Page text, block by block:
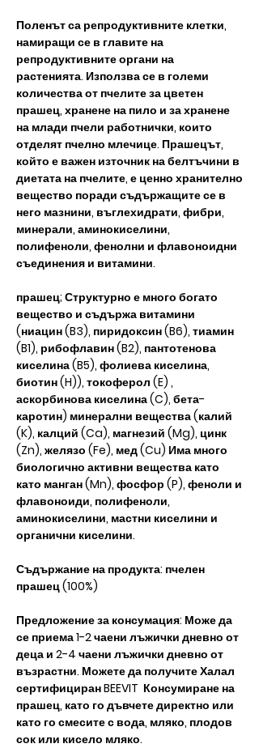
Поленът са репродуктивните клетки,
намиращи се в главите на
репродуктивните органи на
растенията. Използва се в големи
количества от пчелите за цветен
прашец, хранене на пило и за хранене
на млади пчели работнички, които
отделят пчелно млечице. Прашецът,
който е важен източник на белтъчини в
диетата на пчелите, е ценно хранително
вещество поради съдържащите се в
него мазнини, въглехидрати, фибри,
минерали, аминокиселини,
полифеноли, фенолни и флавоноидни
съединения и витамини.
прашец; Структурно е много богато
вещество и съдържа витамини
(ниацин (B3), пиридоксин (B6), тиамин
(B1), рибофлавин (B2), пантотенова
киселина (B5), фолиева киселина,
биотин (H)), токоферол (E) ,
аскорбинова киселина (C), бета-
каротин) минерални вещества (калий
(K), калций (Ca), магнезий (Mg), цинк
(Zn), желязо (Fe), мед (Cu) Има много
биологично активни вещества като
като манган (Mn), фосфор (P), феноли и
флавоноиди, полифеноли,
аминокиселини, мастни киселини и
органични киселини.
Съдържание на продукта: пчелен
прашец (100%)
Предложение за консумация: Може да
се приема 1-2 чаени лъжички дневно от
деца и 2-4 чаени лъжички дневно от
възрастни. Можете да получите Халал
сертифициран BEEVIT Консумиране на
прашец, като го дъвчете директно или
като го смесите с вода, мляко, плодов
сок или кисело мляко.